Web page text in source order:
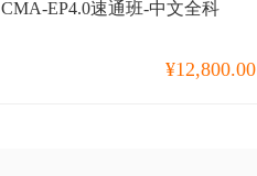
CMA-EP4.0速通班-中文全科
¥12,800.00